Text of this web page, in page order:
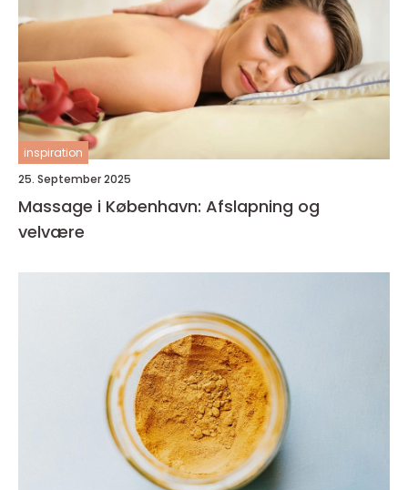
inspiration
25. September 2025
Massage i København: Afslapning og
velvære